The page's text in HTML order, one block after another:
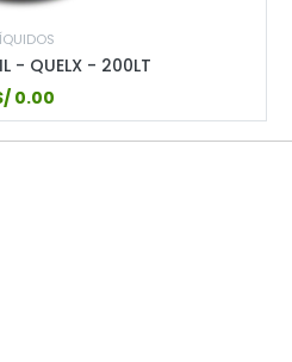
- QUELX - 200LT
0.00